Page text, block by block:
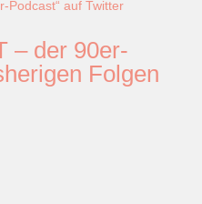
Podcast“ auf Twitter
– der 90er-
Folgen